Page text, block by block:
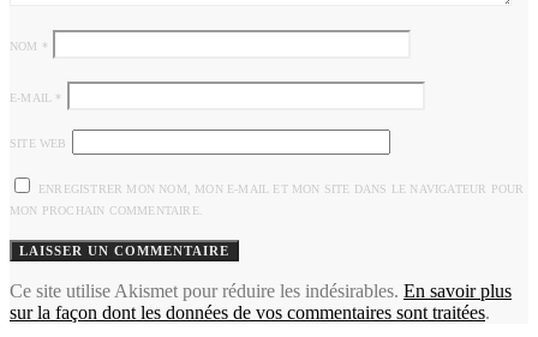
NOM *
E-MAIL *
SITE WEB
ENREGISTRER MON NOM, MON E-MAIL ET MON SITE DANS LE NAVIGATEUR POUR
MON PROCHAIN COMMENTAIRE.
Ce site utilise Akismet pour réduire les indésirables. En savoir plus
sur la façon dont les données de vos commentaires sont traitées.